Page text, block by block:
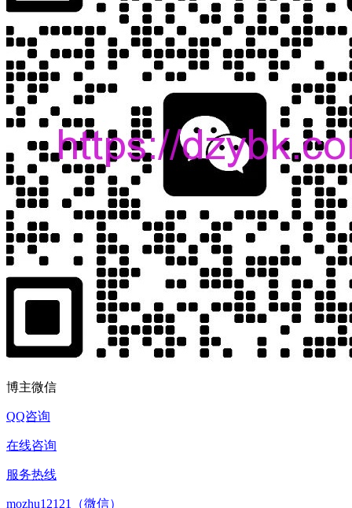
博主微信
QQ咨询
在线咨询
服务热线
mozhu12121（微信）